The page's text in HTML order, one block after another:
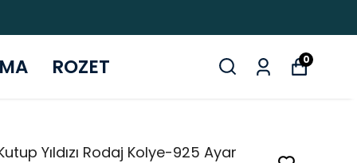
ROZET 0
Yıldızı Rodaj Kolye-925 Ayar